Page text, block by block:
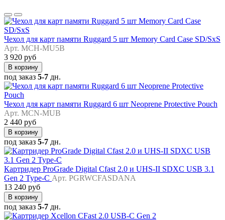
Чехол для карт памяти Ruggard 5 шт Memory Card Case SD/SxS
Арт. MCH-MU5B
3 920 руб
В корзину
под заказ 5-7 дн.
Чехол для карт памяти Ruggard 6 шт Neoprene Protective Pouch
Арт. MCN-MUB
2 440 руб
В корзину
под заказ 5-7 дн.
Картридер ProGrade Digital Cfast 2.0 и UHS-II SDXC USB 3.1
Gen 2 Type-C Арт. PGRWCFASDANA
13 240 руб
В корзину
под заказ 5-7 дн.